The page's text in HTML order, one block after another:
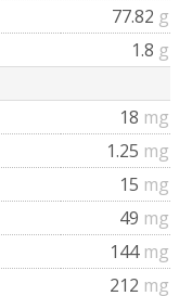
77.82 g
1.8 g
18 mg
1.25 mg
15 mg
49 mg
144 mg
212 mg